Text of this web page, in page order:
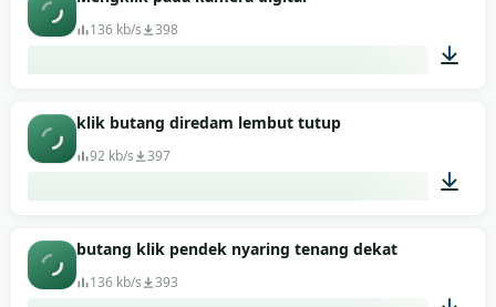
136 kb/s 398
klik butang diredam lembut tutup
92 kb/s 397
butang klik pendek nyaring tenang dekat
136 kb/s 393